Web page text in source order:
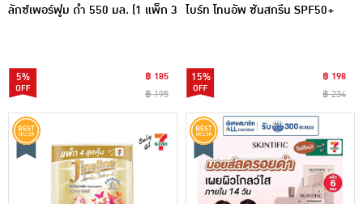
ลักซ์เพอร์ฟูม ดำ 550 มล. (1 แพ็ก 3
5%
฿ 185
฿ 195
ไบร์ท โทนอัพ ซันสกรีน SPF50+
15%
฿ 198
฿ 234